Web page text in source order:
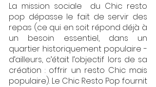
La mission sociale  du Chic resto
pop dépasse le fait de servir des
repas (ce qui en soit répond déjà à
un besoin essentiel, dans un
quartier historiquement populaire -
d’ailleurs, c’était l’objectif lors de sa
création : offrir un resto Chic mais
populaire). Le Chic Resto Pop fournit